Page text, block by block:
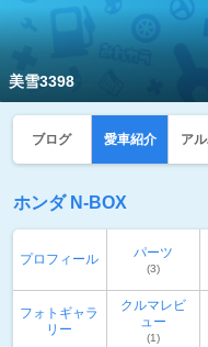
美雪3398
ブログ 愛車紹介 ア
ホンダ N-BOX
プロフィール パーツ
(3)
フォトギャラ
リー
クルマレビ
ュー
(1)